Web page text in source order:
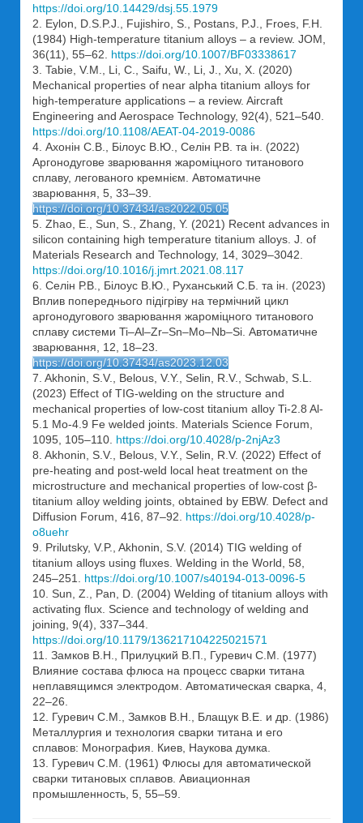
https://doi.org/10.14429/dsj.55.1979
2. Eylon, D.S.P.J., Fujishiro, S., Postans, P.J., Froes, F.H.
(1984) High-temperature titanium alloys – a review. JOM,
36(11), 55–62. https://doi.org/10.1007/BF03338617
3. Tabie, V.M., Li, C., Saifu, W., Li, J., Xu, X. (2020)
Mechanical properties of near alpha titanium alloys for
high-temperature applications – a review. Aircraft
Engineering and Aerospace Technology, 92(4), 521–540.
https://doi.org/10.1108/AEAT-04-2019-0086
4. Ахонін С.В., Білоус В.Ю., Селін Р.В. та ін. (2022)
Аргонодугове зварювання жароміцного титанового
сплаву, легованого кремнієм. Автоматичне
зварювання, 5, 33–39.
https://doi.org/10.37434/as2022.05.05
5. Zhao, E., Sun, S., Zhang, Y. (2021) Recent advances in
silicon containing high temperature titanium alloys. J. of
Materials Research and Technology, 14, 3029–3042.
https://doi.org/10.1016/j.jmrt.2021.08.117
6. Селін Р.В., Білоус В.Ю., Руханський С.Б. та ін. (2023)
Вплив попереднього підігріву на термічний цикл
аргонодугового зварювання жароміцного титанового
сплаву системи Ti–Al–Zr–Sn–Mo–Nb–Si. Автоматичне
зварювання, 12, 18–23.
https://doi.org/10.37434/as2023.12.03
7. Akhonin, S.V., Belous, V.Y., Selin, R.V., Schwab, S.L.
(2023) Effect of TIG-welding on the structure and
mechanical properties of low-cost titanium alloy Ti-2.8 Al-
5.1 Mo-4.9 Fe welded joints. Materials Science Forum,
1095, 105–110. https://doi.org/10.4028/p-2njAz3
8. Akhonin, S.V., Belous, V.Y., Selin, R.V. (2022) Effect of
pre-heating and post-weld local heat treatment on the
microstructure and mechanical properties of low-cost β-
titanium alloy welding joints, obtained by EBW. Defect and
Diffusion Forum, 416, 87–92. https://doi.org/10.4028/p-
o8uehr
9. Prilutsky, V.P., Akhonin, S.V. (2014) TIG welding of
titanium alloys using fluxes. Welding in the World, 58,
245–251. https://doi.org/10.1007/s40194-013-0096-5
10. Sun, Z., Pan, D. (2004) Welding of titanium alloys with
activating flux. Science and technology of welding and
joining, 9(4), 337–344.
https://doi.org/10.1179/136217104225021571
11. Замков В.Н., Прилуцкий В.П., Гуревич С.М. (1977)
Влияние состава флюса на процесс сварки титана
неплавящимся электродом. Автоматическая сварка, 4,
22–26.
12. Гуревич С.М., Замков В.Н., Блащук В.Е. и др. (1986)
Металлургия и технология сварки титана и его
сплавов: Монография. Киев, Наукова думка.
13. Гуревич С.М. (1961) Флюсы для автоматической
сварки титановых сплавов. Авиационная
промышленность, 5, 55–59.